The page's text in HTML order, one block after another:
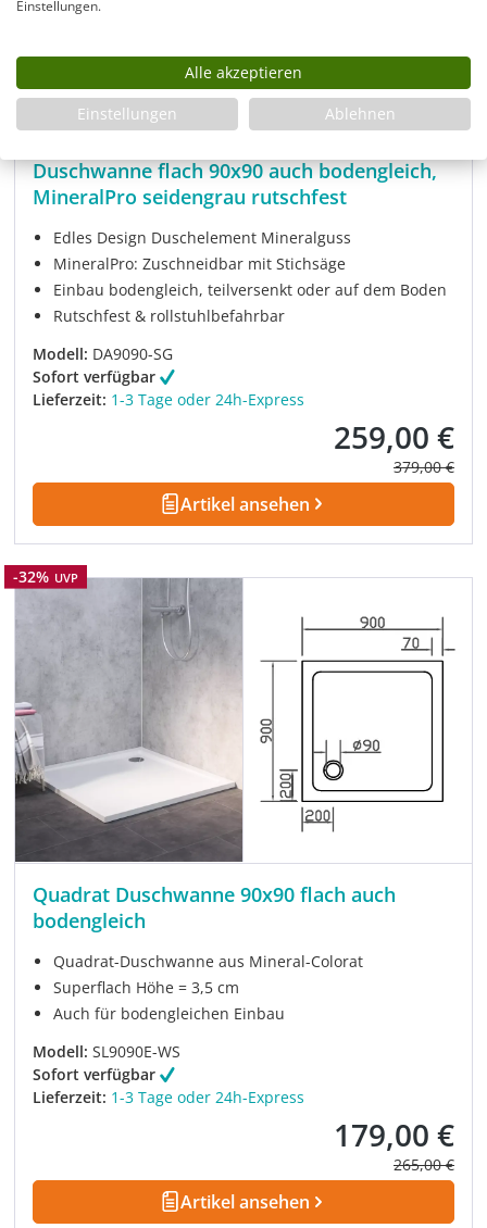
Duschwanne flach 90x90 auch bodengleich,
MineralPro seidengrau rutschfest
Edles Design Duschelement Mineralguss
MineralPro: Zuschneidbar mit Stichsäge
Einbau bodengleich, teilversenkt oder auf dem Boden
Rutschfest & rollstuhlbefahrbar
Modell: DA9090-SG
Sofort verfügbar
Lieferzeit: 1-3 Tage oder 24h-Express
Verkaufspreis:
259,00 €
Regulärer
379,00 €
Artikel ansehen
Rabatt
-32% UVP
Quadrat Duschwanne 90x90 flach auch
bodengleich
Quadrat-Duschwanne aus Mineral-Colorat
Superflach Höhe = 3,5 cm
Auch für bodengleichen Einbau
Modell: SL9090E-WS
Sofort verfügbar
Lieferzeit: 1-3 Tage oder 24h-Express
Verkaufspreis:
179,00 €
Regulärer
265,00 €
Artikel ansehen
Einstellungen.
Alle akzeptieren
Einstellungen
Ablehnen